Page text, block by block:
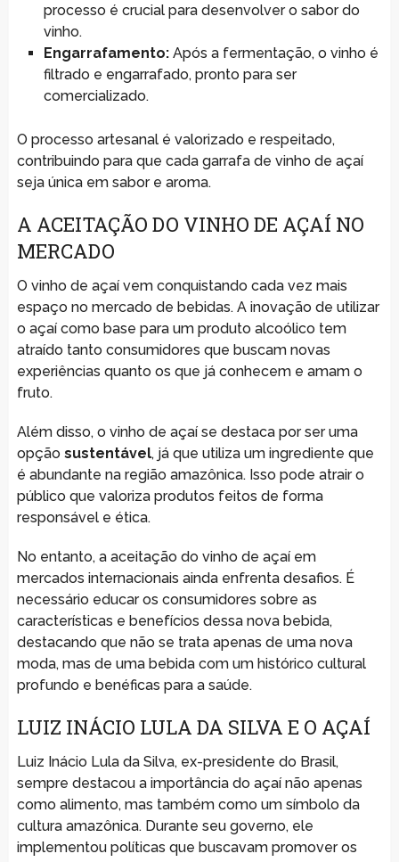
processo é crucial para desenvolver o sabor do
vinho.
Engarrafamento:Após a fermentação, o vinho é
filtrado e engarrafado, pronto para ser
comercializado.
O processo artesanal é valorizado e respeitado,
contribuindo para que cada garrafa de vinho de açaí
seja única em sabor e aroma.
A ACEITAÇÃO DO VINHO DE AÇAÍ NO
MERCADO
O vinho de açaí vem conquistando cada vez mais
espaço no mercado de bebidas. A inovação de utilizar
o açaí como base para um produto alcoólico tem
atraído tanto consumidores que buscam novas
experiências quanto os que já conhecem e amam o
fruto.
Além disso, o vinho de açaí se destaca por ser uma
opção sustentável, já que utiliza um ingrediente que
é abundante na região amazônica. Isso pode atrair o
público que valoriza produtos feitos de forma
responsável e ética.
No entanto, a aceitação do vinho de açaí em
mercados internacionais ainda enfrenta desafios. É
necessário educar os consumidores sobre as
características e benefícios dessa nova bebida,
destacando que não se trata apenas de uma nova
moda, mas de uma bebida com um histórico cultural
profundo e benéficas para a saúde.
LUIZ INÁCIO LULA DA SILVA E O AÇAÍ
Luiz Inácio Lula da Silva, ex-presidente do Brasil,
sempre destacou a importância do açaí não apenas
como alimento, mas também como um símbolo da
cultura amazônica. Durante seu governo, ele
implementou políticas que buscavam promover os